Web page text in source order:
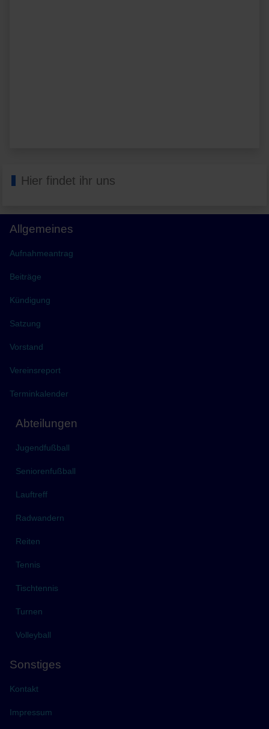
Hier findet ihr uns
Allgemeines
Aufnahmeantrag
Beiträge
Kündigung
Satzung
Vorstand
Vereinsreport
Terminkalender
Abteilungen
Jugendfußball
Seniorenfußball
Lauftreff
Radwandern
Reiten
Tennis
Tischtennis
Turnen
Volleyball
Sonstiges
Kontakt
Impressum